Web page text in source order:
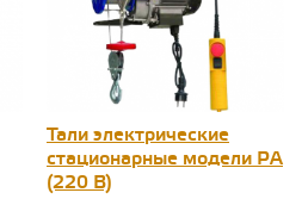
Тали электрические
стационарные модели РА
(220 В)